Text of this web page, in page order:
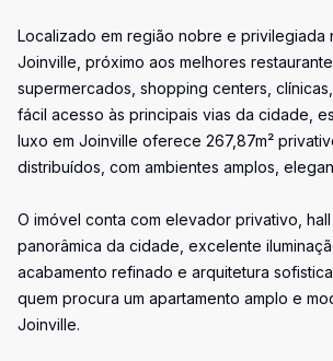
Localizado em região nobre e privilegiada
Joinville, próximo aos melhores
supermercados, shopping centers,
fácil acesso às principais vias da cidade,
luxo em Joinville oferece 267,87m²
distribuídos, com ambientes amplos,
O imóvel conta com elevador privativo,
panorâmica da cidade, excelente
acabamento refinado e arquitetura
quem procura um apartamento amplo e
Joinville.